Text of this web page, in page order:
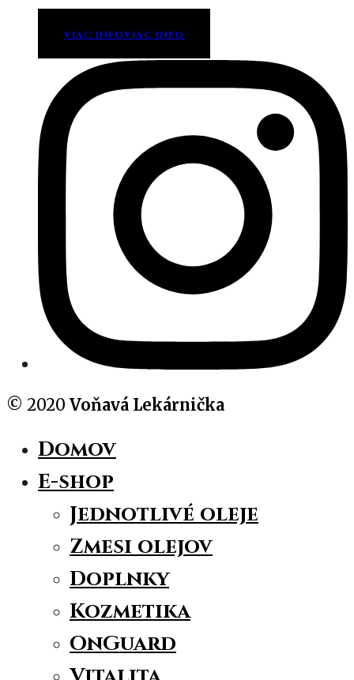
VIAC INFOVIAC INFO
© 2020 Voňavá Lekárnička
Domov
E-shop
Jednotlivé oleje
Zmesi olejov
Doplnky
Kozmetika
OnGuard